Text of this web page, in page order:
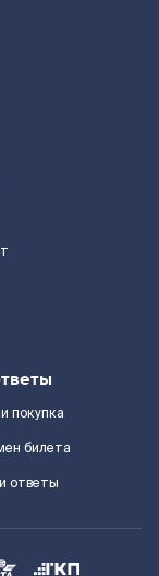
покупка
билета
ответы